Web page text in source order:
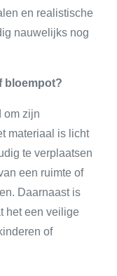
en realistische
nauwelijks nog
bloempot?
om zijn
materiaal is licht
te verplaatsen
een ruimte of
Daarnaast is
het een veilige
of